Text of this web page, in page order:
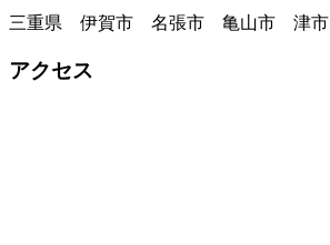
三重県 伊賀市 名張市 亀山市 津市
アクセス